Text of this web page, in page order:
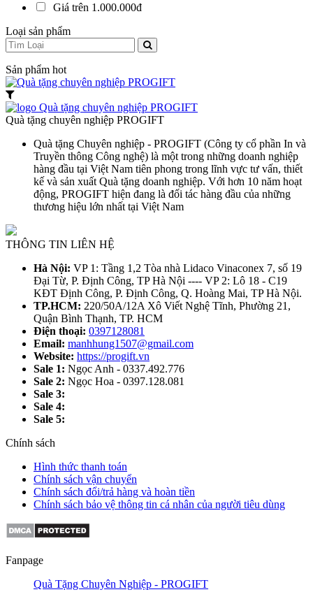
Giá trên 1.000.000đ
Loại sản phẩm
Sản phẩm hot
Quà tặng chuyên nghiệp PROGIFT
Quà tặng Chuyên nghiệp - PROGIFT (Công ty cổ phần In và
Truyền thông Công nghệ) là một trong những doanh nghiệp
hàng đầu tại Việt Nam tiên phong trong lĩnh vực tư vấn, thiết
kế và sản xuất Quà tặng doanh nghiệp. Với hơn 10 năm hoạt
động, PROGIFT hiện đang là đối tác hàng đầu của những
thương hiệu lớn nhất tại Việt Nam
THÔNG TIN LIÊN HỆ
Hà Nội: VP 1: Tầng 1,2 Tòa nhà Lidaco Vinaconex 7, số 19
Đại Từ, P. Định Công, TP Hà Nội ---- VP 2: Lô 18 - C19
KĐT Định Công, P. Định Công, Q. Hoàng Mai, TP Hà Nội.
TP.HCM: 220/50A/12A Xô Viết Nghệ Tĩnh, Phường 21,
Quận Bình Thạnh, TP. HCM
Điện thoại: 0397128081
Email: manhhung1507@gmail.com
Website: https://progift.vn
Sale 1: Ngọc Anh - 0337.492.776
Sale 2: Ngọc Hoa - 0397.128.081
Sale 3:
Sale 4:
Sale 5:
Chính sách
Hình thức thanh toán
Chính sách vận chuyển
Chính sách đổi/trả hàng và hoàn tiền
Chính sách bảo vệ thông tin cá nhân của người tiêu dùng
Fanpage
Quà Tặng Chuyên Nghiệp - PROGIFT